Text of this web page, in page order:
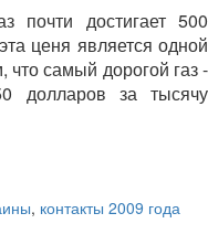
почти достигает 500
ценя является одной
самый дорогой газ -
долларов за тысячу
, контакты 2009 года